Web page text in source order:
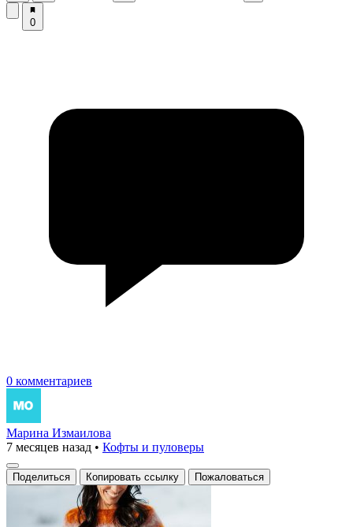
0
0 комментариев
Марина Измаилова
7 месяцев назад • Кофты и пуловеры
Поделиться Копировать ссылку Пожаловаться